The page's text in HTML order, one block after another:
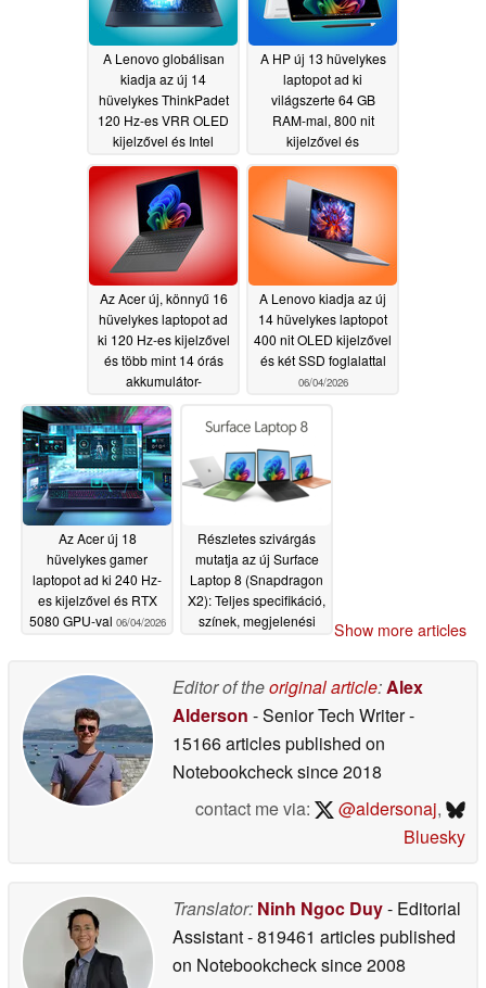
A Lenovo globálisan
kiadja az új 14
hüvelykes ThinkPadet
120 Hz-es VRR OLED
kijelzővel és Intel
06/04/2026
A HP új 13 hüvelykes
laptopot ad ki
világszerte 64 GB
RAM-mal, 800 nit
kijelzővel és
06/04/2026
Az Acer új, könnyű 16
hüvelykes laptopot ad
ki 120 Hz-es kijelzővel
és több mint 14 órás
akkumulátor-
A Lenovo kiadja az új
14 hüvelykes laptopot
400 nit OLED kijelzővel
és két SSD foglalattal
06/04/2026
Az Acer új 18
hüvelykes gamer
laptopot ad ki 240 Hz-
es kijelzővel és RTX
5080 GPU-val 06/04/2026
Részletes szivárgás
mutatja az új Surface
Laptop 8 (Snapdragon
X2): Teljes specifikáció,
színek, megjelenési
Show more articles
Editor of theoriginal article:Alex
Alderson - Senior Tech Writer-
15166 articles published on
Notebookchecksince 2018
contact me via:
@aldersonaj,
Bluesky
Translator: Ninh Ngoc Duy- Editorial
Assistant- 819461 articles published
on Notebookchecksince 2008